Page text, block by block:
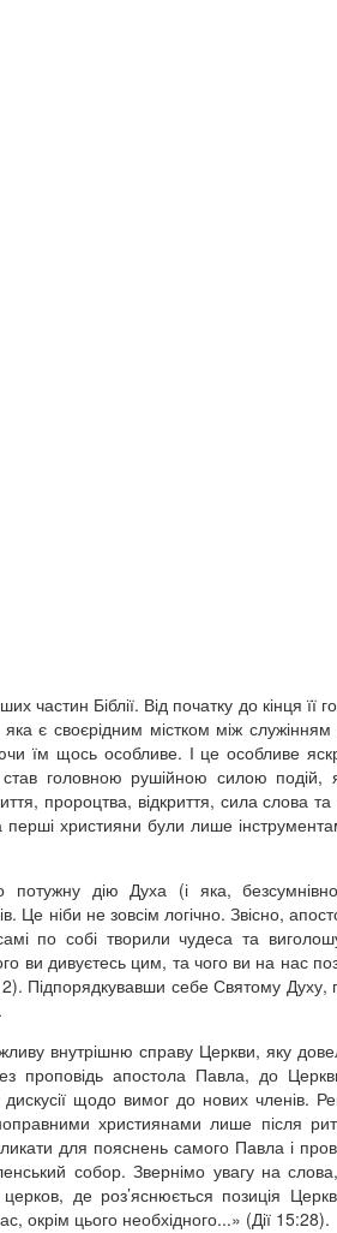
частин Біблії. Від початку до кінця
є своєрідним містком між
їм щось особливе. І це особливе
головною рушійною силою подій,
пророцтва, відкриття, сила слова
християни були лише
дію Духа (і яка,
Це ніби не зовсім логічно. Звісно,
по собі творили чудеса та
ви дивуєтесь цим, та чого ви на нас
Підпорядкувавши себе Святому Духу,
внутрішню справу Церкви, яку
проповідь апостола Павла, до
щодо вимог до нових членів.
християнами лише після
для пояснень самого Павла і
собор. Звернімо увагу на слова,
де роз’яснюється позиція
окрім цього необхідного...» (Дії 15:28).